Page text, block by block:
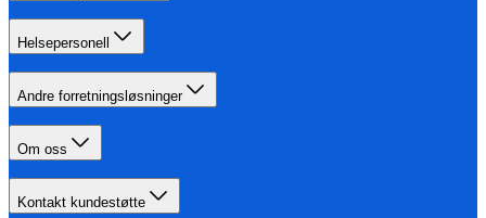
Helsepersonell
Andre forretningsløsninger
Om oss
Kontakt kundestøtte